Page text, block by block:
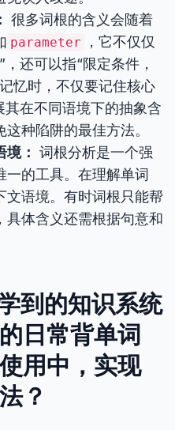
很多词根的含义会随着
parameter
，它不仅仅
还可以指“限定条件，
忆时，不仅要记住核心
其在不同语境下的抽象含
种陷阱的最佳方法。
： 词根分析是一个强
一的工具。在理解单词
文语境。有时词根只能帮
具体含义还需根据句意和
到的知识系统
日常背单词
使用中，实现
？